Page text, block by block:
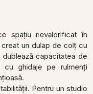
spațiu nevalorificat în
un dulap de colț cu
capacitatea de
cu ghidaje pe rulmenți
Pentru un studio